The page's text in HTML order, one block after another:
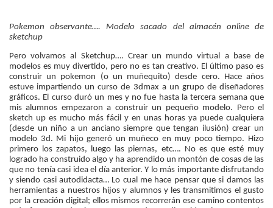
Pokemon observante…. Modelo sacado del almacén online de
sketchup
Pero volvamos al Sketchup…. Crear un mundo virtual a base de
modelos es muy divertido, pero no es tan creativo. El último paso es
construir un pokemon (o un muñequito) desde cero. Hace años
estuve impartiendo un curso de 3dmax a un grupo de diseñadores
gráficos. El curso duró un mes y no fue hasta la tercera semana que
mis alumnos empezaron a construir un pequeño modelo. Pero el
sketch up es mucho más fácil y en unas horas ya puede cualquiera
(desde un niño a un anciano siempre que tengan ilusión) crear un
modelo 3d. Mi hijo generó un muñeco en muy poco tiempo. Hizo
primero los zapatos, luego las piernas, etc…. No es que esté muy
logrado ha construido algo y ha aprendido un montón de cosas de las
que no tenía casi idea el día anterior. Y lo más importante disfrutando
y siendo casi autodidacta… Lo cual me hace pensar que si damos las
herramientas a nuestros hijos y alumnos y les transmitimos el gusto
por la creación digital; ellos mismos recorrerán ese camino contentos